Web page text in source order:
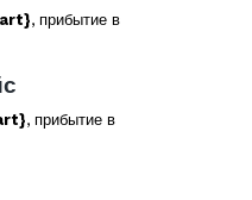
, прибытие в
, прибытие в